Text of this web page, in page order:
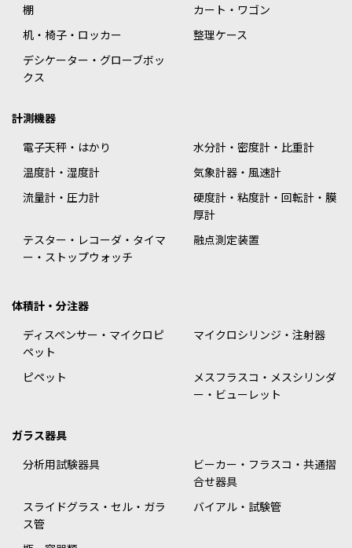
棚
カート・ワゴン
机・椅子・ロッカー
整理ケース
デシケーター・グローブボッ
クス
計測機器
電子天秤・はかり
水分計・密度計・比重計
温度計・湿度計
気象計器・風速計
流量計・圧力計
硬度計・粘度計・回転計・膜
厚計
テスター・レコーダ・タイマ
ー・ストップウォッチ
融点測定装置
体積計・分注器
ディスペンサー・マイクロピ
ペット
マイクロシリンジ・注射器
ピペット
メスフラスコ・メスシリンダ
ー・ビューレット
ガラス器具
分析用試験器具
ビーカー・フラスコ・共通摺
合せ器具
スライドグラス・セル・ガラ
ス管
バイアル・試験管